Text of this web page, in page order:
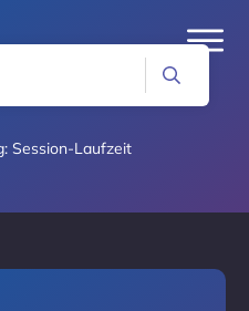
Session-Laufzeit